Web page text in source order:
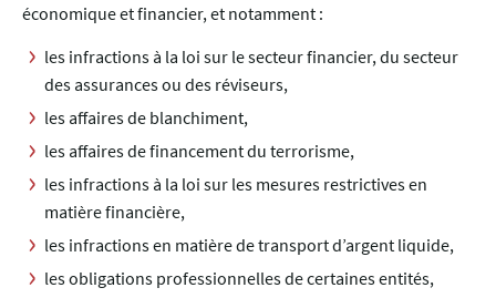
économique et financier, et notamment :
les infractions à la loi sur le secteur financier, du secteur
des assurances ou des réviseurs,
les affaires de blanchiment,
les affaires de financement du terrorisme,
les infractions à la loi sur les mesures restrictives en
matière financière,
les infractions en matière de transport d’argent liquide,
les obligations professionnelles de certaines entités,